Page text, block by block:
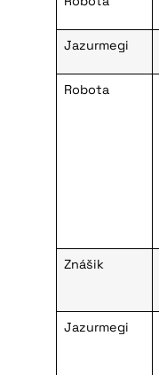
Jazurmegi
Robota
Znášik
Jazurmegi